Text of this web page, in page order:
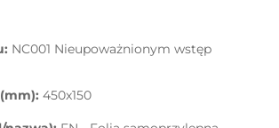
NC001 Nieupoważnionym wstęp
450x150